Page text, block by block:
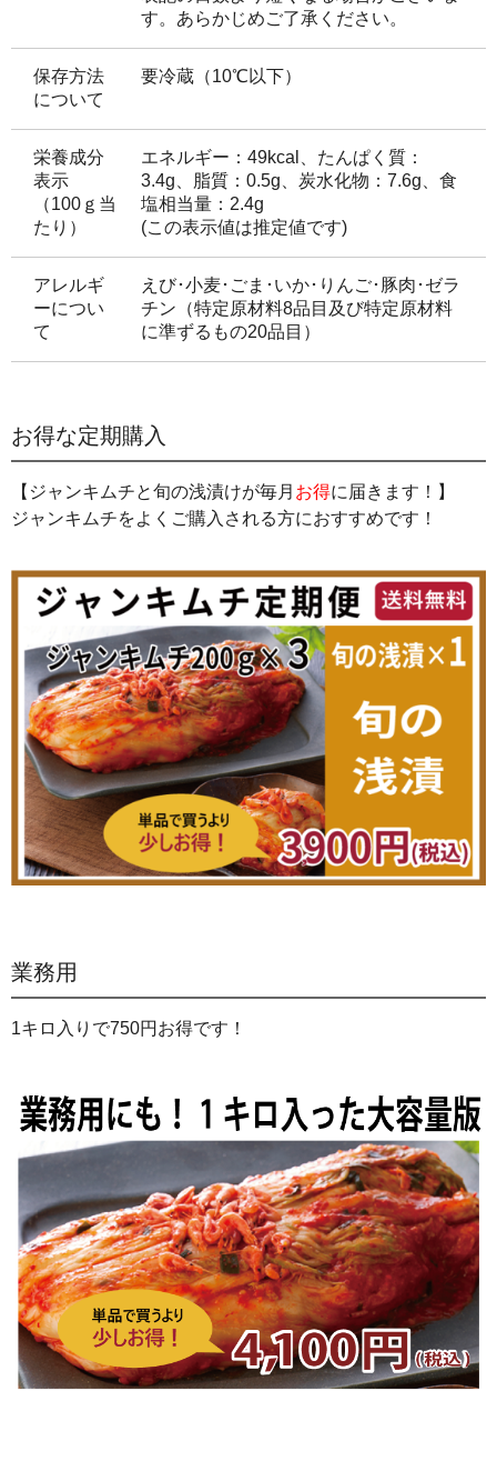
す。あらかじめご了承ください。
保存方法
について
要冷蔵（10℃以下）
栄養成分
表示
（100ｇ当
たり）
エネルギー：49kcal、たんぱく質：
3.4g、脂質：0.5g、炭水化物：7.6g、食
塩相当量：2.4g
(この表示値は推定値です)
アレルギ
ーについ
て
えび･小麦･ごま･いか･りんご･豚肉･ゼラ
チン（特定原材料8品目及び特定原材料
に準ずるもの20品目）
お得な定期購入
【ジャンキムチと旬の浅漬けが毎月 お得に届きます！】
ジャンキムチをよくご購入される方におすすめです！
業務用
1キロ入りで750円お得です！